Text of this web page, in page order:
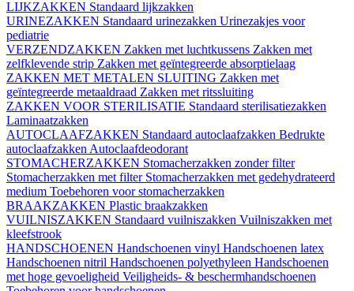
LIJKZAKKEN Standaard lijkzakken
URINEZAKKEN Standaard urinezakken Urinezakjes voor
pediatrie
VERZENDZAKKEN Zakken met luchtkussens Zakken met
zelfklevende strip Zakken met geïntegreerde absorptielaag
ZAKKEN MET METALEN SLUITING Zakken met
geïntegreerde metaaldraad Zakken met ritssluiting
ZAKKEN VOOR STERILISATIE Standaard sterilisatiezakken
Laminaatzakken
AUTOCLAAFZAKKEN Standaard autoclaafzakken Bedrukte
autoclaafzakken Autoclaafdeodorant
STOMACHERZAKKEN Stomacherzakken zonder filter
Stomacherzakken met filter Stomacherzakken met gedehydrateerd
medium Toebehoren voor stomacherzakken
BRAAKZAKKEN Plastic braakzakken
VUILNISZAKKEN Standaard vuilniszakken Vuilniszakken met
kleefstrook
HANDSCHOENEN Handschoenen vinyl Handschoenen latex
Handschoenen nitril Handschoenen polyethyleen Handschoenen
met hoge gevoeligheid Veiligheids- & beschermhandschoenen